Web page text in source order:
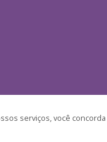
serviços, você